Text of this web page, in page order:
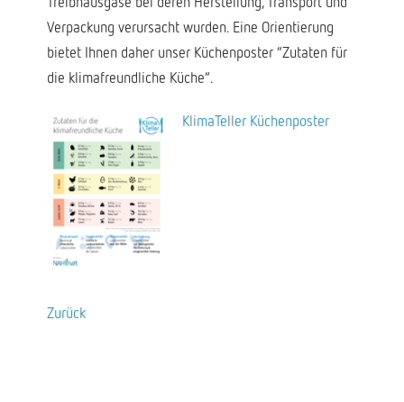
Verpackung verursacht wurden. Eine Orientierung
bietet Ihnen daher unser Küchenposter “Zutaten für
die klimafreundliche Küche”.
KlimaTeller Küchenposter
Zurück